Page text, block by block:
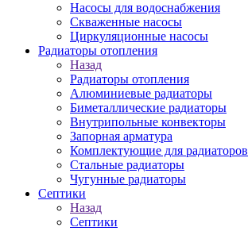
Насосы для водоснабжения
Скваженные насосы
Циркуляционные насосы
Радиаторы отопления
Назад
Радиаторы отопления
Алюминиевые радиаторы
Биметаллические радиаторы
Внутрипольные конвекторы
Запорная арматура
Комплектующие для радиаторов
Стальные радиаторы
Чугунные радиаторы
Септики
Назад
Септики